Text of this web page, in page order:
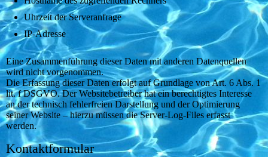
Uhrzeit der Serveranfrage
IP-Adresse
Eine Zusammenführung dieser Daten mit anderen Datenquellen
wird nicht vorgenommen.
Die Erfassung dieser Daten erfolgt auf Grundlage von Art. 6 Abs. 1
lit. f DSGVO. Der Websitebetreiber hat ein berechtigtes Interesse
an der technisch fehlerfreien Darstellung und der Optimierung
seiner Website – hierzu müssen die Server-Log-Files erfasst
werden.
Kontaktformular